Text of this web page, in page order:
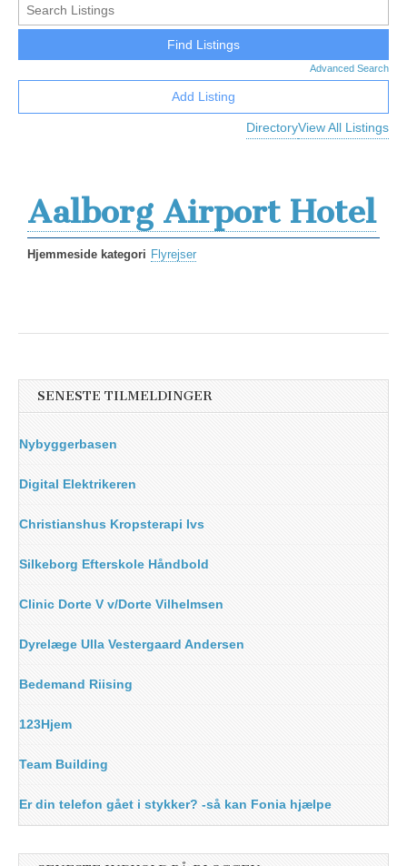
Advanced Search
DirectoryView All Listings
Add Listing
Aalborg Airport Hotel
Hjemmeside kategori Flyrejser
SENESTE TILMELDINGER
Nybyggerbasen
Digital Elektrikeren
Christianshus Kropsterapi Ivs
Silkeborg Efterskole Håndbold
Clinic Dorte V v/Dorte Vilhelmsen
Dyrelæge Ulla Vestergaard Andersen
Bedemand Riising
123Hjem
Team Building
Er din telefon gået i stykker? -så kan Fonia hjælpe